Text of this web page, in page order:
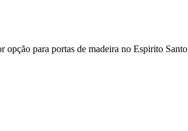
opção para portas de madeira no Espirito Santo